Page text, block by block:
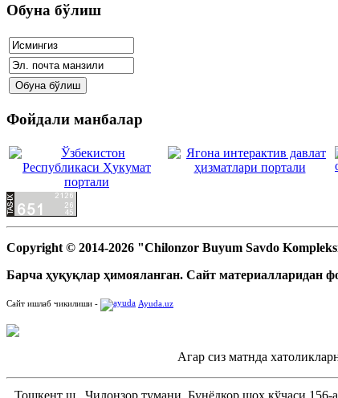
Обуна бўлиш
Фойдали манбалар
Copyright © 2014-2026 "Chilonzor Buyum Savdo
Барча ҳуқуқлар ҳимояланган. Сайт материалларидан
Сайт ишлаб чикилиши - Ayuda.uz
Агар сиз матнда
Тошкент ш., Чилонзор тумани, Бунёдкор шоҳ кўчаси 156-